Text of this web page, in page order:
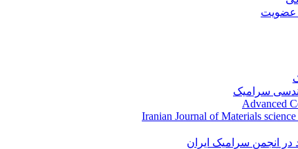
عضویت
سرامیک
Advanced
Iranian Journal of Materials
انجمن سرامیک ایران